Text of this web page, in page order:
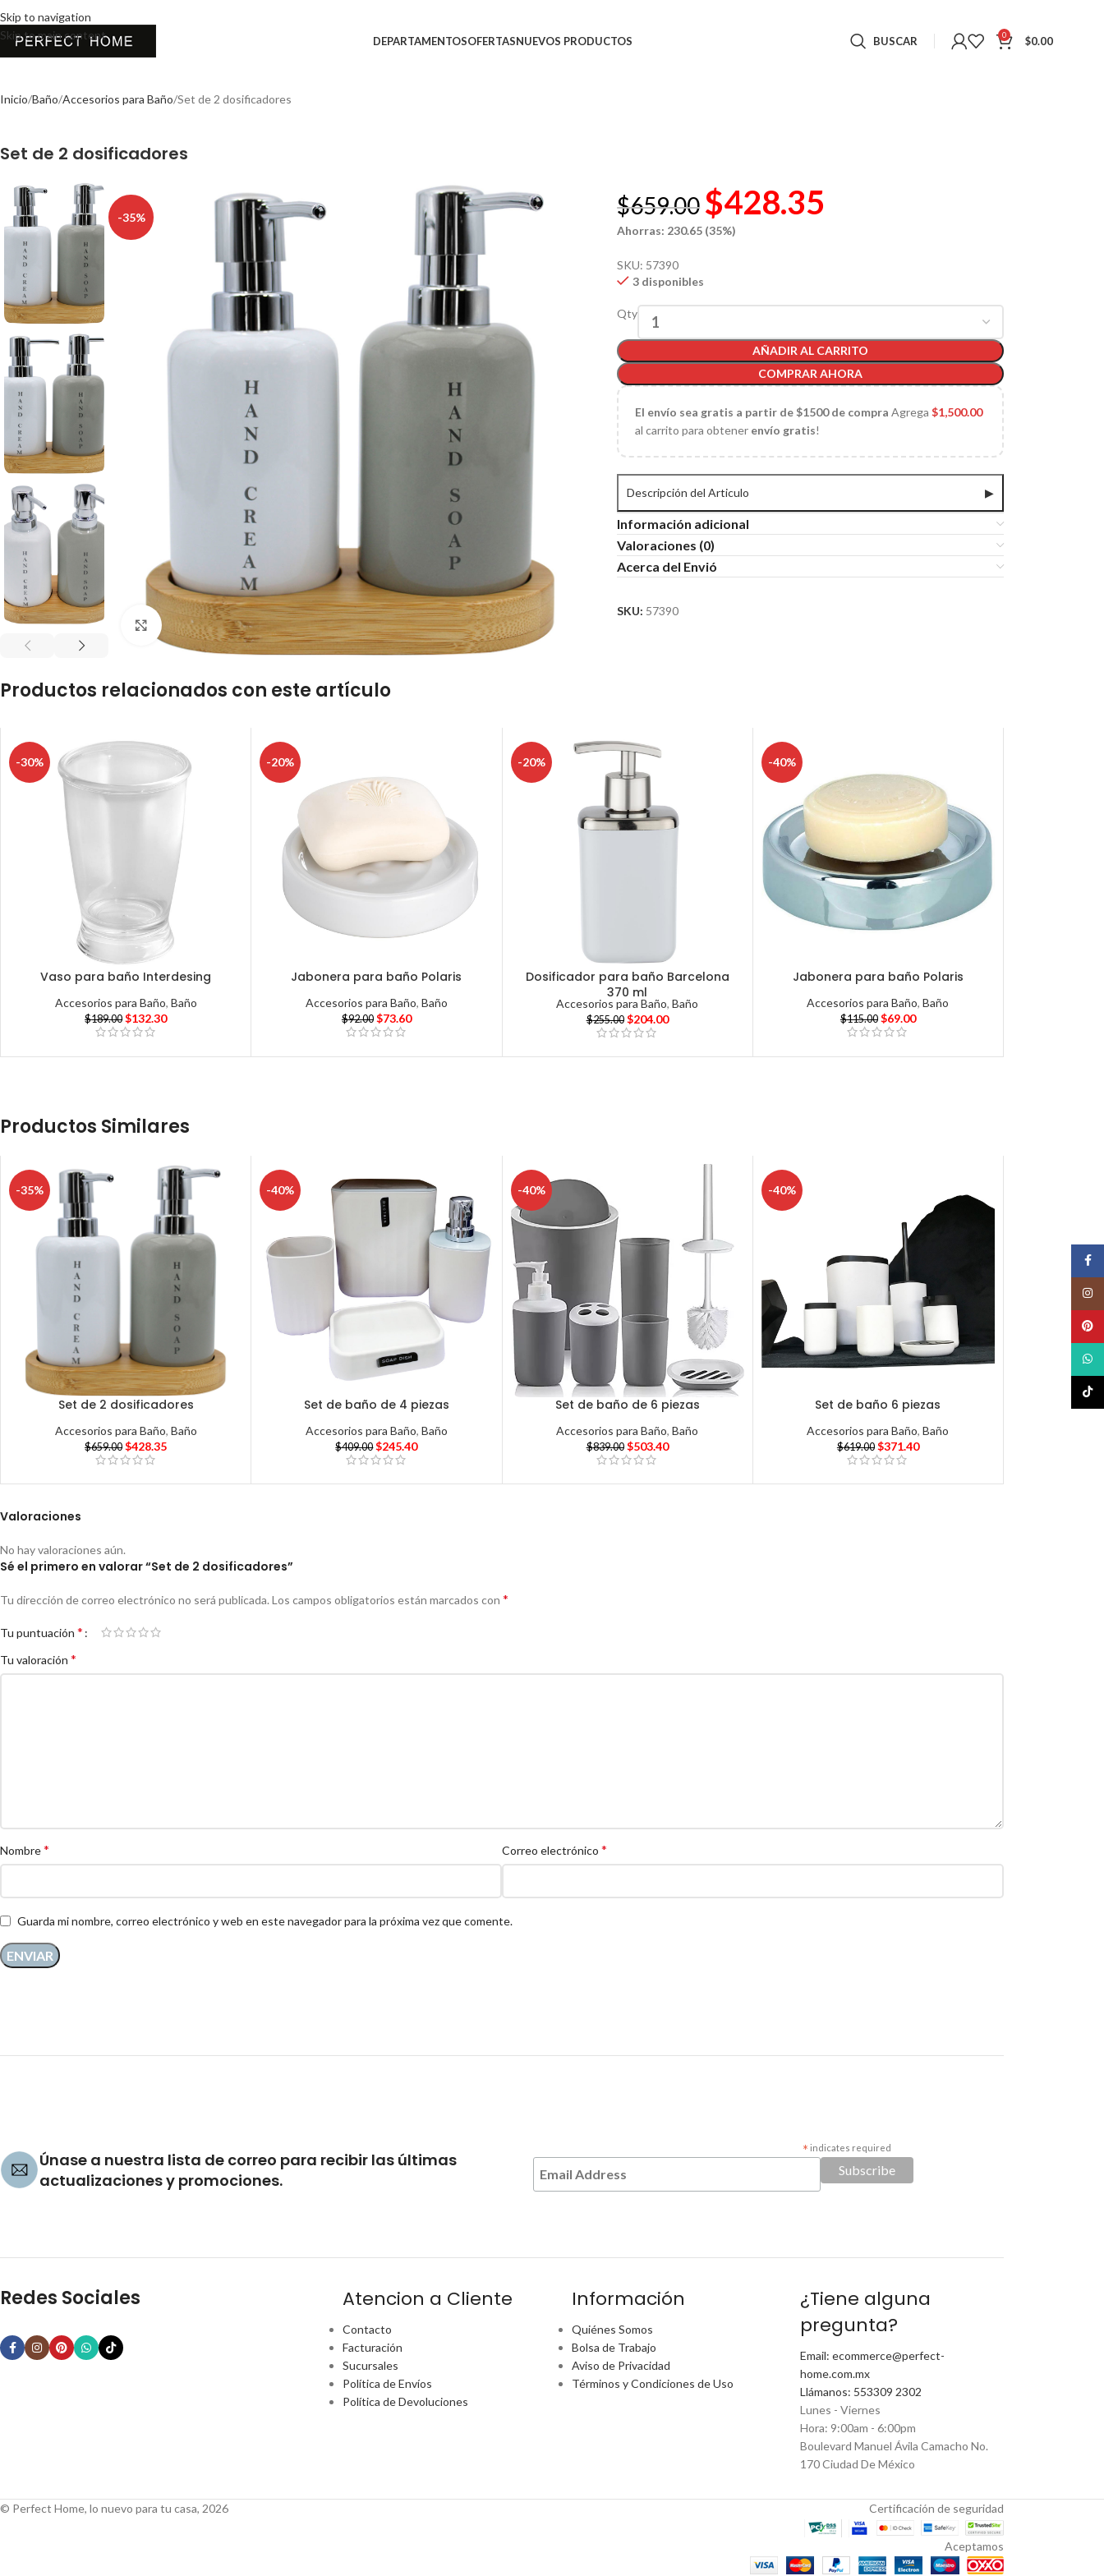
Skip to navigation
Skip to main content
DEPARTAMENTOSOFERTASNUEVOS PRODUCTOS BUSCAR 0 $0.00
Inicio Baño Accesorios para Baño Set de 2 dosificadores
Set de 2 dosificadores
-35%
Click to enlarge
$659.00 $428.35
Ahorras: 230.65 (35%)
SKU: 57390
3 disponibles
Qty
AÑADIR AL CARRITO
COMPRAR AHORA
El envío sea gratis a partir de $1500 de compra Agrega$1,500.00
al carrito para obtener envío gratis!
Descripción del Articulo ▶
Información adicional
Valoraciones (0)
Acerca del Envió
SKU: 57390
Productos relacionados con este artículo
-30%
Vaso para baño Interdesing
Accesorios para Baño, Baño
$189.00 $132.30
-20%
Jabonera para baño Polaris
Accesorios para Baño, Baño
$92.00 $73.60
-20%
Dosificador para baño Barcelona
370 ml
Accesorios para Baño,Baño
$255.00 $204.00
-40%
Jabonera para baño Polaris
Accesorios para Baño,Baño
$115.00 $69.00
Productos Similares
-35%
Set de 2 dosificadores
Accesorios para Baño, Baño
$659.00 $428.35
-40%
Set de baño de 4 piezas
Accesorios para Baño, Baño
$409.00 $245.40
-40%
Set de baño de 6 piezas
Accesorios para Baño,Baño
$839.00 $503.40
-40%
Set de baño 6 piezas
Accesorios para Baño,Baño
$619.00 $371.40
Valoraciones
No hay valoraciones aún.
Sé el primero en valorar “Set de 2 dosificadores”
Tu dirección de correo electrónico no será publicada. Los campos obligatorios están marcados con *
Tu puntuación *
Tu valoración *
Nombre* Correo electrónico *
Guarda mi nombre, correo electrónico y web en este navegador para la próxima vez que comente.
Únase a nuestra lista de correo para recibir las últimas
actualizaciones y promociones.
* indicates required
Redes Sociales Atencion a Cliente
Contacto
Facturación
Sucursales
Política de Envíos
Política de Devoluciones
Información
Quiénes Somos
Bolsa de Trabajo
Aviso de Privacidad
Términos y Condiciones de Uso
¿Tiene alguna
pregunta?
Email: ecommerce@perfect-
home.com.mx
Llámanos: 553309 2302
Lunes - Viernes
Hora: 9:00am - 6:00pm
Boulevard Manuel Ávila Camacho No.
170 Ciudad De México
© Perfect Home, lo nuevo para tu casa, 2026 Certificación de seguridad
Aceptamos